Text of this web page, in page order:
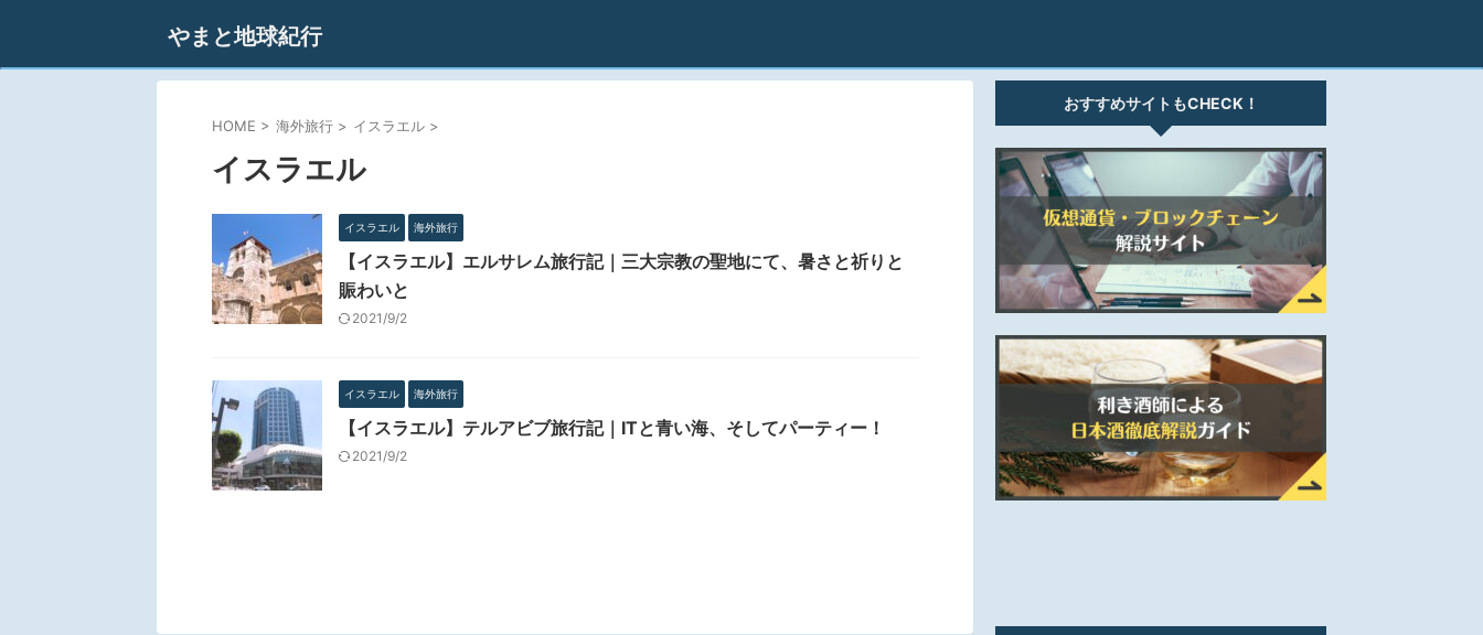
やまと地球紀行
HOME > 海外旅行 > イスラエル >
イスラエル
イスラエル 海外旅行
【イスラエル】エルサレム旅行記｜三大宗教の聖地にて、暑さと祈りと
賑わいと
2021/9/2
イスラエル 海外旅行
【イスラエル】テルアビブ旅行記｜ITと青い海、そしてパーティー！
2021/9/2
おすすめサイトもCHECK！